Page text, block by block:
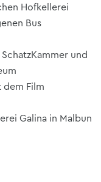
Hofkellerei
Bus
und
dem Film
Galina in Malbun